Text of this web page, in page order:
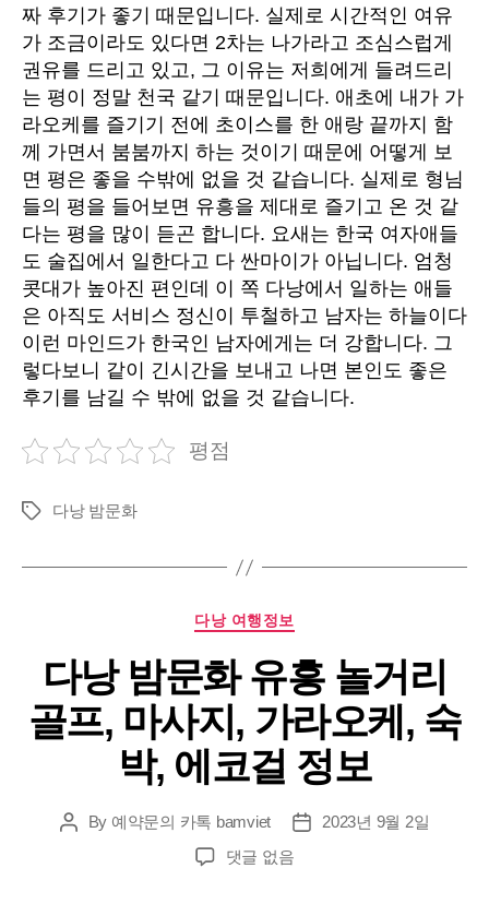
짜 후기가 좋기 때문입니다. 실제로 시간적인 여유
가 조금이라도 있다면 2차는 나가라고 조심스럽게
권유를 드리고 있고, 그 이유는 저희에게 들려드리
는 평이 정말 천국 같기 때문입니다. 애초에 내가 가
라오케를 즐기기 전에 초이스를 한 애랑 끝까지 함
께 가면서 붐붐까지 하는 것이기 때문에 어떻게 보
면 평은 좋을 수밖에 없을 것 같습니다. 실제로 형님
들의 평을 들어보면 유흥을 제대로 즐기고 온 것 같
다는 평을 많이 듣곤 합니다. 요새는 한국 여자애들
도 술집에서 일한다고 다 싼마이가 아닙니다. 엄청
콧대가 높아진 편인데 이 쪽 다낭에서 일하는 애들
은 아직도 서비스 정신이 투철하고 남자는 하늘이다
이런 마인드가 한국인 남자에게는 더 강합니다. 그
렇다보니 같이 긴시간을 보내고 나면 본인도 좋은
후기를 남길 수 밖에 없을 것 같습니다.
평점
Tags 다낭 밤문화
Categories
다낭 여행정보
다낭 밤문화 유흥 놀거리
골프, 마사지, 가라오케, 숙
박, 에코걸 정보
PostBy 예약문의 카톡 bamviet
Post2023년 9월 2일
다
댓글 없음